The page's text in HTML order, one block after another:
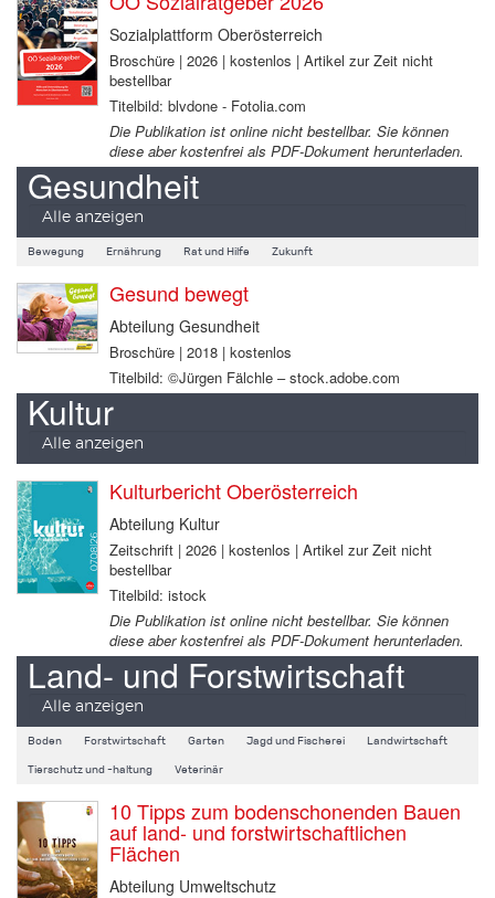
Sozialplattform Oberösterreich
Broschüre | 2026 | kostenlos | Artikel zur Zeit nicht
bestellbar
Titelbild: blvdone - Fotolia.com
Die Publikation ist online nicht bestellbar. Sie können
diese aber kostenfrei als PDF-Dokument herunterladen.
Gesundheit
Alle anzeigen
Bewegung Ernährung Rat und Hilfe Zukunft
Gesund bewegt
Abteilung Gesundheit
Broschüre | 2018 | kostenlos
Titelbild: ©Jürgen Fälchle – stock.adobe.com
Kultur
Alle anzeigen
Kulturbericht Oberösterreich
Abteilung Kultur
Zeitschrift | 2026 | kostenlos | Artikel zur Zeit nicht
bestellbar
Titelbild: istock
Die Publikation ist online nicht bestellbar. Sie können
diese aber kostenfrei als PDF-Dokument herunterladen.
Land- und Forstwirtschaft
Alle anzeigen
Boden Forstwirtschaft Garten Jagd und Fischerei Landwirtschaft
Tierschutz und -haltung Veterinär
10 Tipps zum bodenschonenden Bauen
auf land- und forstwirtschaftlichen
Flächen
Abteilung Umweltschutz